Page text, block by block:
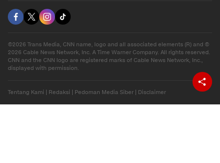
©2026 Trans Media, CNN name, logo and all associated elements (R) and ©
2026 Cable News Network, Inc. A Time Warner Company. All rights reserved.
CNN and the CNN logo are registered marks of Cable News Network, Inc.,
displayed with permission.
Tentang Kami Redaksi Pedoman Media Siber Disclaimer